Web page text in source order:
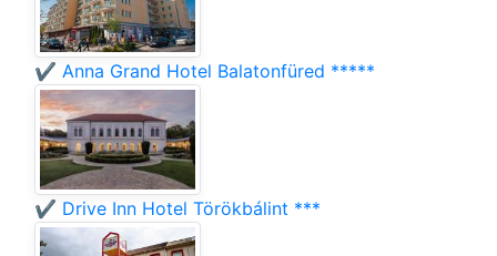
✔️ Anna Grand Hotel Balatonfüred *****
✔️ Drive Inn Hotel Törökbálint ***